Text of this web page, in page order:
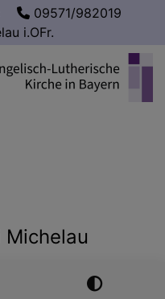
09571/982019
i.OFr.